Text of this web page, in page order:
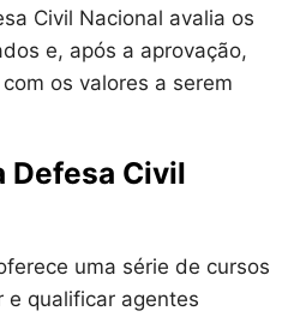
Civil Nacional avalia os
e, após a aprovação,
os valores a serem
Defesa Civil
uma série de cursos
e qualificar agentes